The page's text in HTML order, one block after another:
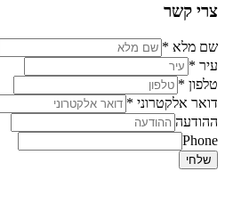
צרי קשר
שם מלא *
עיר *
טלפון *
דואר אלקטרוני *
ההודעה
Phone
שלחי